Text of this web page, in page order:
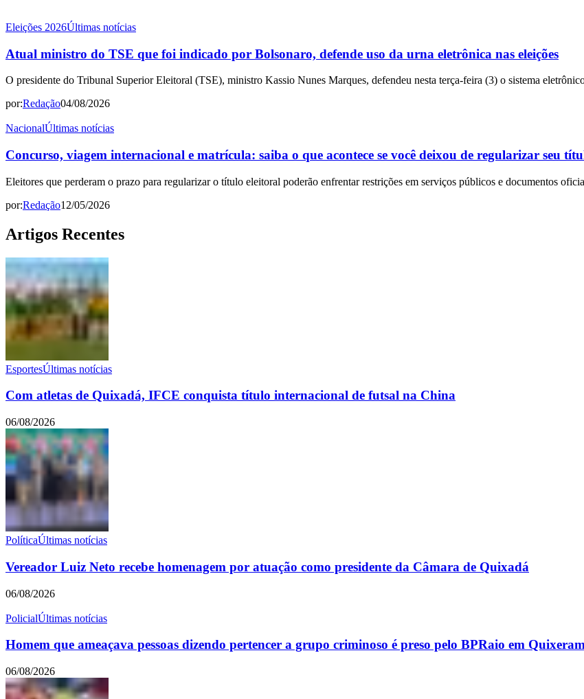
Eleições 2026Últimas notícias
Atual ministro do TSE que foi indicado por Bolsonaro, defende uso da urna eletrônica nas eleições
O presidente do Tribunal Superior Eleitoral (TSE), ministro Kassio Nunes Marques, defendeu nesta terça-feira (3) o sistema
por:Redação04/08/2026
NacionalÚltimas notícias
Concurso, viagem internacional e matrícula: saiba o que acontece se você deixou de regularizar seu
Eleitores que perderam o prazo para regularizar o título eleitoral poderão enfrentar restrições em serviços públicos e documentos
por:Redação12/05/2026
Artigos Recentes
EsportesÚltimas notícias
Com atletas de Quixadá, IFCE conquista título internacional de futsal na China
06/08/2026
PolíticaÚltimas notícias
Vereador Luiz Neto recebe homenagem por atuação como presidente da Câmara de Quixadá
06/08/2026
PolicialÚltimas notícias
Homem que ameaçava pessoas dizendo pertencer a grupo criminoso é preso pelo BPRaio em
06/08/2026